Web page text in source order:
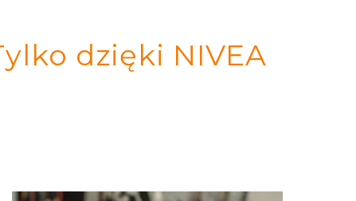
dzięki NIVEA